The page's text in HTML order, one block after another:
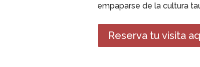
empaparse de la cultura
Reserva tu visita